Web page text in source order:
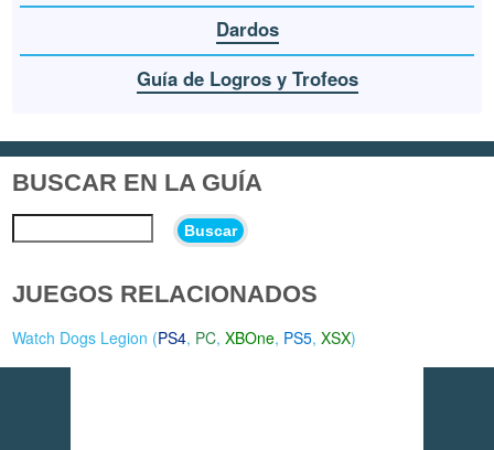
Dardos
Guía de Logros y Trofeos
BUSCAR EN LA GUÍA
Buscar
JUEGOS RELACIONADOS
Watch Dogs Legion (PS4, PC,XBOne, PS5,XSX)